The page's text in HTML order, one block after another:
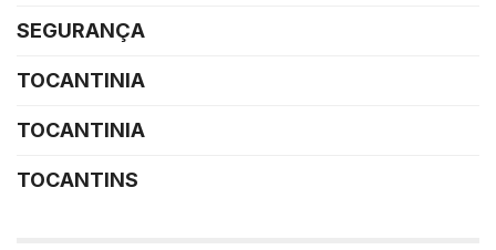
SEGURANÇA
TOCANTINIA
TOCANTINIA
TOCANTINS